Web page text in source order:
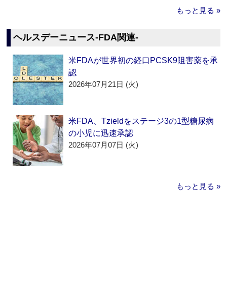
もっと見る »
ヘルスデーニュース‐FDA関連‐
米FDAが世界初の経口PCSK9阻害薬を承
認
2026年07月21日 (火)
米FDA、Tzieldをステージ3の1型糖尿病
の小児に迅速承認
2026年07月07日 (火)
もっと見る »